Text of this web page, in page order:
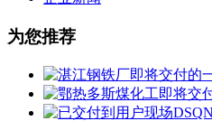
为您推荐